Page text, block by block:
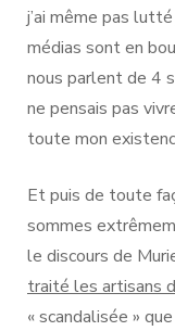
j’ai même pas
médias sont en
nous parlent de 4
ne pensais pas
toute mon
Et puis de toute
sommes
le discours de
traité les artisans
« scandalisée »